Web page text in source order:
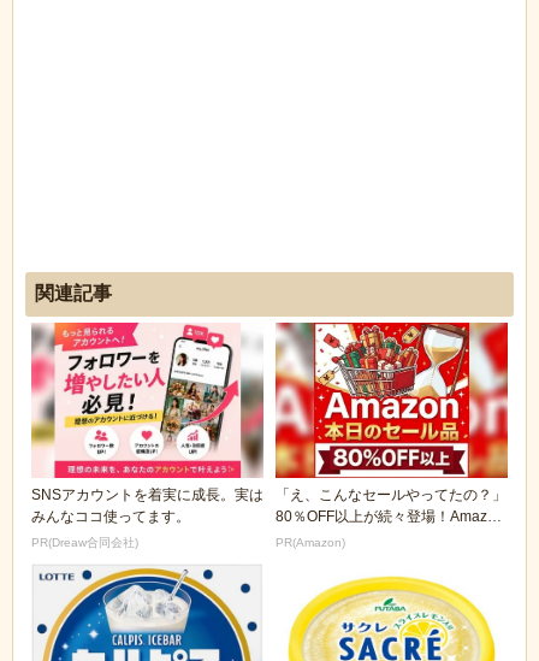
関連記事
SNSアカウントを着実に成長。実は
みんなココ使ってます。
PR(Dreaw合同会社)
「え、こんなセールやってたの？」
80％OFF以上が続々登場！Amazon
の本気が...
PR(Amazon)